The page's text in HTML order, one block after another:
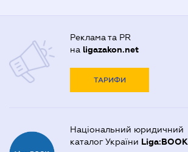
Реклама та PR
на ligazakon.net
ТАРИФИ
Національний юридичний
каталог України Liga:BOOK